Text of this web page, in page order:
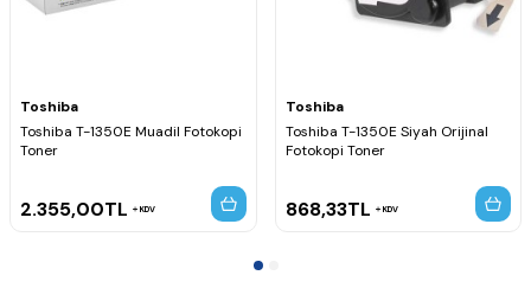
Toshiba
Toshiba T-1350E Muadil Fotokopi
Toner
2.355,00TL KDV
Toshiba
Toshiba T-1350E Siyah Orijinal
Fotokopi Toner
868,33TL KDV